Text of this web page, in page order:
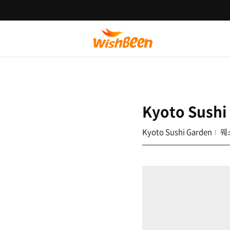
Kyoto
Kyoto Sushi Garden 웨